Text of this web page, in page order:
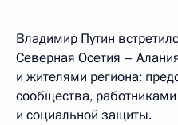
Владимир Путин
Северная Осетия –
и жителями региона:
сообщества,
и социальной защиты.